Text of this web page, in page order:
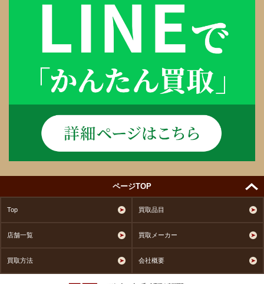
ページTOP
Top 買取品目
店舗一覧 買取メーカー
買取方法 会社概要